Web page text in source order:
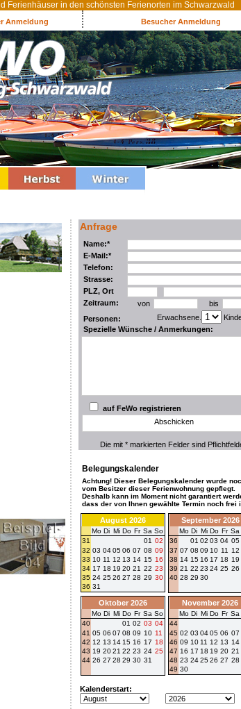
Ferienhäuser in den schönsten Ferienorten im Schwarzwald
Anmeldung Besucher Anmeldung
Anfrage
Name:*
E-Mail:*
Telefon:
Strasse:
PLZ, Ort
Zeitraum:
von
bis
Personen:
Erwachsene.
Spezielle Wünsche / Anmerkungen:
auf FeWo registrieren
Abschicken
Die mit * markierten Felder sind
Belegungskalender
Achtung! Dieser Belegungskalender wurde
vom Besitzer dieser Ferienwohnung gepflegt.
Deshalb kann im Moment nicht garantiert
dass der von Ihnen gewählte Termin noch frei
August 2026
Mo Di Mi Do Fr Sa So
31
01 02
32 03 04 05 06 07 08 09
33 10 11 12 13 14 15 16
34 17 18 19 20 21 22 23
35 24 25 26 27 28 29 30
36 31
September 2026
Mo Di Mi Do Fr Sa
36
01 02 03 04 05
37 07 08 09 10 11 12
38 14 15 16 17 18 19
39 21 22 23 24 25 26
40 28 29 30
Oktober 2026
Mo Di Mi Do Fr Sa So
40
01 02 03 04
41 05 06 07 08 09 10 11
42 12 13 14 15 16 17 18
43 19 20 21 22 23 24 25
44 26 27 28 29 30 31
November 2026
Mo Di Mi Do Fr Sa
44
45 02 03 04 05 06 07
46 09 10 11 12 13 14
47 16 17 18 19 20 21
48 23 24 25 26 27 28
49 30
Kalenderstart: